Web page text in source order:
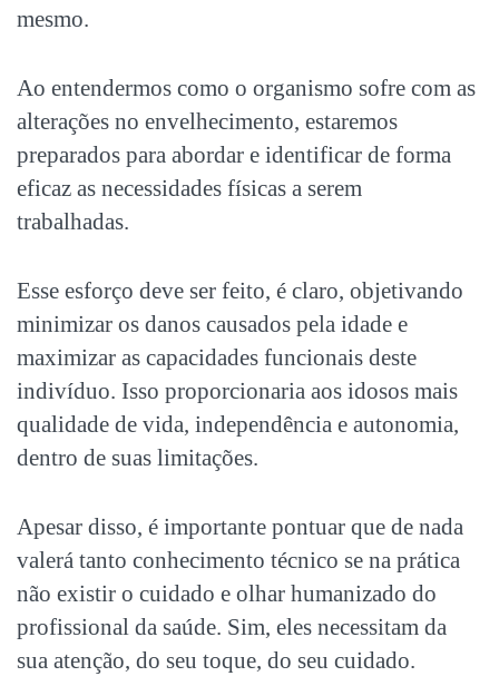
mesmo.
Ao entendermos como o organismo sofre com as
alterações no envelhecimento, estaremos
preparados para abordar e identificar de forma
eficaz as necessidades físicas a serem
trabalhadas.
Esse esforço deve ser feito, é claro, objetivando
minimizar os danos causados pela idade e
maximizar as capacidades funcionais deste
indivíduo. Isso proporcionaria aos idosos mais
qualidade de vida, independência e autonomia,
dentro de suas limitações.
Apesar disso, é importante pontuar que de nada
valerá tanto conhecimento técnico se na prática
não existir o cuidado e olhar humanizado do
profissional da saúde. Sim, eles necessitam da
sua atenção, do seu toque, do seu cuidado.